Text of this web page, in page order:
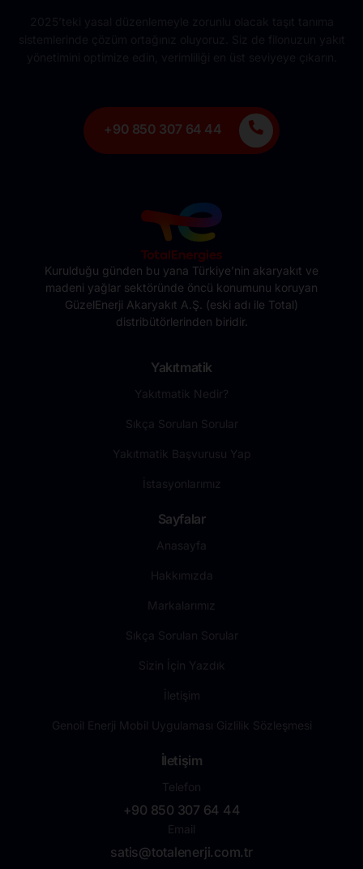
+90 850 307 64 44
Kurulduğu günden bu yana Türkiye’nin akaryakıt ve
madeni yağlar sektöründe öncü konumunu koruyan
GüzelEnerji Akaryakıt A.Ş. (eski adı ile Total)
distribütörlerinden biridir.
Yakıtmatik
Yakıtmatik Nedir?
Sıkça Sorulan Sorular
Yakıtmatik Başvurusu Yap
İstasyonlarımız
Sayfalar
Anasayfa
Hakkımızda
Markalarımız
Sıkça Sorulan Sorular
Sizin İçin Yazdık
İletişim
Genoil Enerji Mobil Uygulaması Gizlilik Sözleşmesi
İletişim
Telefon
+90 850 307 64 44
Email
satis@totalenerji.com.tr